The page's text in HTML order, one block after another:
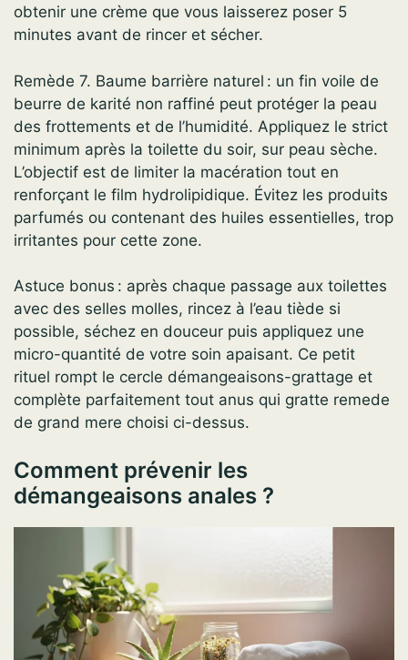
obtenir une crème que vous laisserez poser 5
minutes avant de rincer et sécher.
Remède 7. Baume barrière naturel : un fin voile de
beurre de karité non raffiné peut protéger la peau
des frottements et de l’humidité. Appliquez le strict
minimum après la toilette du soir, sur peau sèche.
L’objectif est de limiter la macération tout en
renforçant le film hydrolipidique. Évitez les produits
parfumés ou contenant des huiles essentielles, trop
irritantes pour cette zone.
Astuce bonus : après chaque passage aux toilettes
avec des selles molles, rincez à l’eau tiède si
possible, séchez en douceur puis appliquez une
micro-quantité de votre soin apaisant. Ce petit
rituel rompt le cercle démangeaisons-grattage et
complète parfaitement tout anus qui gratte remede
de grand mere choisi ci-dessus.
Comment prévenir les
démangeaisons anales ?